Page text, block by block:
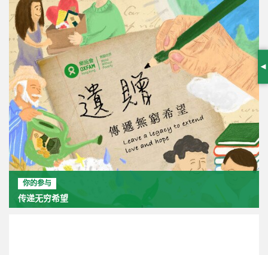
你的参与
传递无穷希望